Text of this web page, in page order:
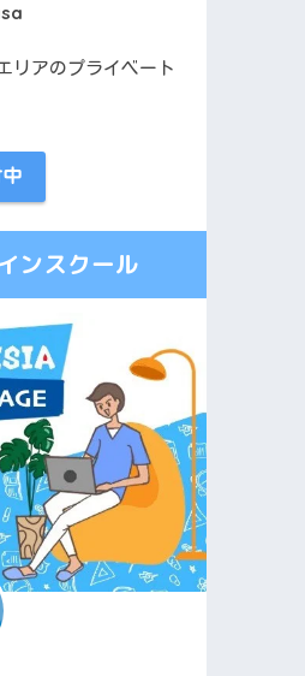
リアのプライベート
ンスクール